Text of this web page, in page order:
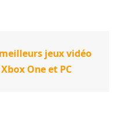
jeux vidéo
One et PC